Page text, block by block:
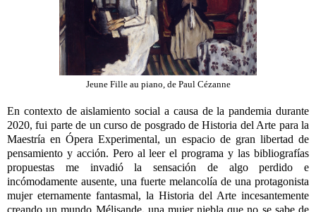
Jeune Fille au piano, de Paul Cézanne
En contexto de aislamiento social a causa de la pandemia durante
2020, fui parte de un curso de posgrado de Historia del Arte para la
Maestría en Ópera Experimental, un espacio de gran libertad de
pensamiento y acción. Pero al leer el programa y las bibliografías
propuestas me invadió la sensación de algo perdido e
incómodamente ausente, una fuerte melancolía de una protagonista
mujer eternamente fantasmal, la Historia del Arte incesantemente
creando un mundo Mélisande, una mujer niebla que no se sabe de